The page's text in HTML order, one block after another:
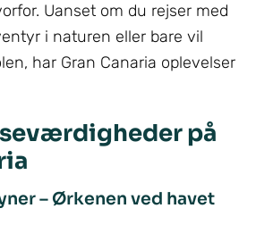
Uanset om du rejser med
i naturen eller bare vil
har Gran Canaria oplevelser
på
– Ørkenen ved havet